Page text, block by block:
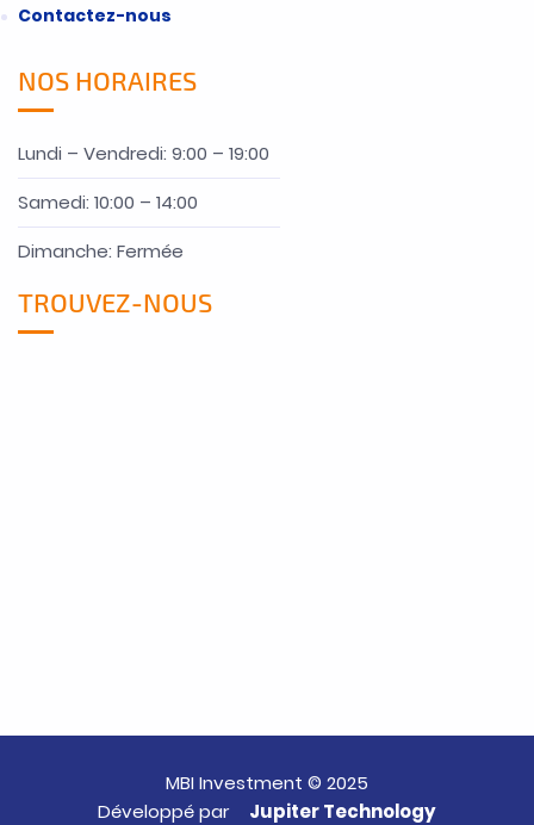
Contactez-nous
NOS HORAIRES
Lundi – Vendredi: 9:00 – 19:00
Samedi: 10:00 – 14:00
Dimanche: Fermée
TROUVEZ-NOUS
MBI Investment © 2025
Développé par
Jupiter Technology